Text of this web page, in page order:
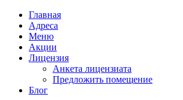
Главная
Адреса
Меню
Акции
Лицензия
Анкета лицензиата
Предложить помещение
Блог